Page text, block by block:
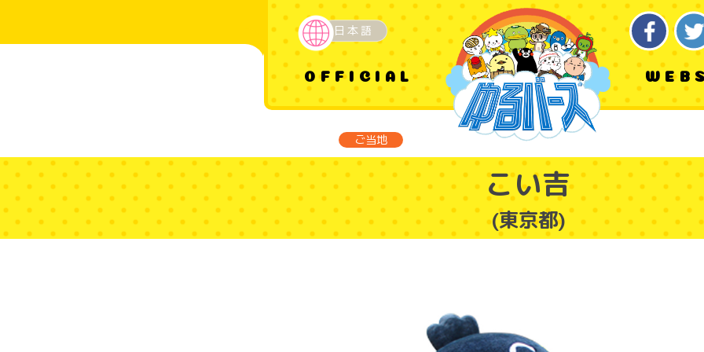
OFFICIAL
日本語
ご当地
こい吉
(東京都)